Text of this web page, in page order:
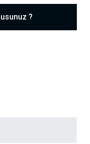
?